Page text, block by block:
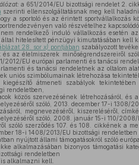
a 651/2014/EU bizottsági rendelet 2.
szerinti ellenszolgáltatásnak meg kell
a sportoló és az érintett sportvállalkozás
való részvételhez
rendelkező induló vállalkozás esetén az
hitelesített pénzügyi kimutatásában kell
28. sor x) pontjában szabályozott
és az élelmiszerek minőségrendszereiről
2012/EU európai parlamenti és tanácsi
és tanácsi rendeletnek az oltalom
uniós szimbólumainak létrehozása
átmeneti szabályok
rendeletben,
közös szervezésének létrehozásáról,
szóló, 2013. december 17-i 1308/
megnevezéséről, kiszereléséről,
szóló, 2008. január 15-i 110/2008/
szóló szerződés 107. és 108. cikkének a
18-i 1408/2013/EU bizottsági
nyújtott állami támogatásokról szóló
alkalmazásában bizonyos támogatási
rendeletben
alkalmazni kell.